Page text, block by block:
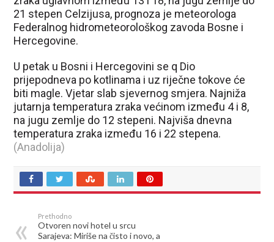
21 stepen Celzijusa, prognoza je meteorologa
Federalnog hidrometeorološkog zavoda Bosne i
Hercegovine.
U petak u Bosni i Hercegovini se q Dio
prijepodneva po kotlinama i uz riječne tokove će
biti magle. Vjetar slab sjevernog smjera. Najniža
jutarnja temperatura zraka većinom između 4 i 8,
na jugu zemlje do 12 stepeni. Najviša dnevna
temperatura zraka između 16 i 22 stepena.
(Anadolija)
Prethodno
Otvoren novi hotel u srcu
Sarajeva: Miriše na čisto i novo, a